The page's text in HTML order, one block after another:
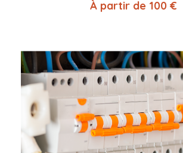
À partir de 100 €